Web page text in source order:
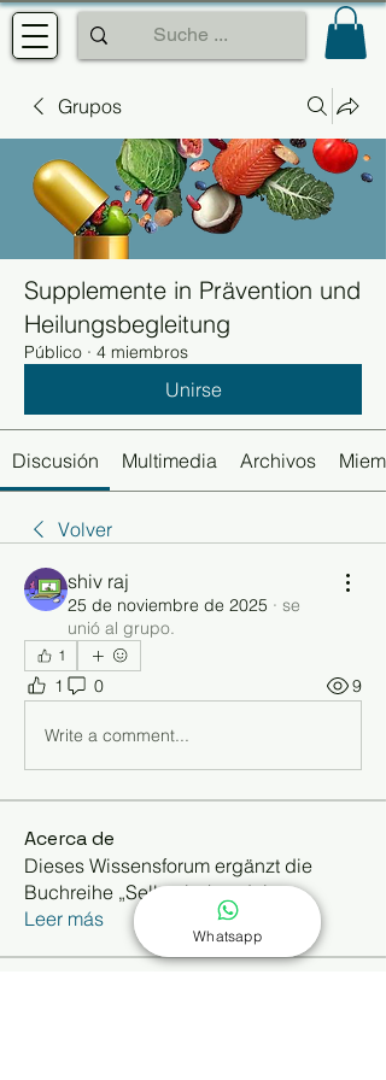
Grupos
Supplemente in Prävention und
Heilungsbegleitung
Público · 4 miembros
Unirse
Discusión Multimedia Archivos
Volver
shiv raj
25 de noviembre de 2025 · se
unió al grupo.
1
1 0 9
Write a comment...
Acerca de
Dieses Wissensforum ergänzt die
Buchreihe „Selbst behandeln...
Leer más
Whatsapp